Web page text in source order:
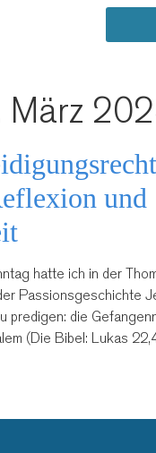
März
und
hatte ich in der
Passionsgeschichte
predigen: die
(Die Bibel: Lukas